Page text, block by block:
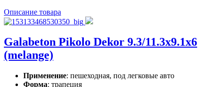
Описание товара
Galabeton Pikolo Dekor 9.3/11.3x9.1x6
(melange)
Применение: пешеходная, под легковые авто
Форма: трапеция